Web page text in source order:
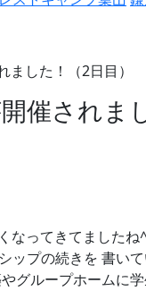
した！（2日目）
催されま
なってきてました
ップの続きを 書
グループホームに学